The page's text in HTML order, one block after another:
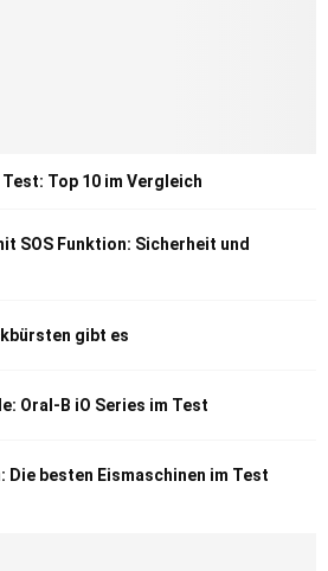
Top 10 im Vergleich
SOS Funktion: Sicherheit und
gibt es
Oral-B iO Series im Test
Die besten Eismaschinen im Test